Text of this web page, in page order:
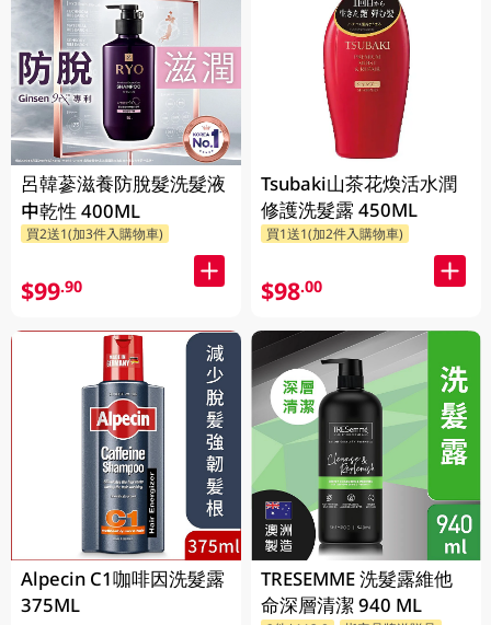
呂韓蔘滋養防脫髮洗髮液
中乾性 400ML
買2送1(加3件入購物車)
$99.90
Alpecin C1咖啡因洗髮露
375ML
Tsubaki山茶花煥活水潤
修護洗髮露 450ML
買1送1(加2件入購物車)
$98.00
TRESEMME 洗髮露維他
命深層清潔 940 ML